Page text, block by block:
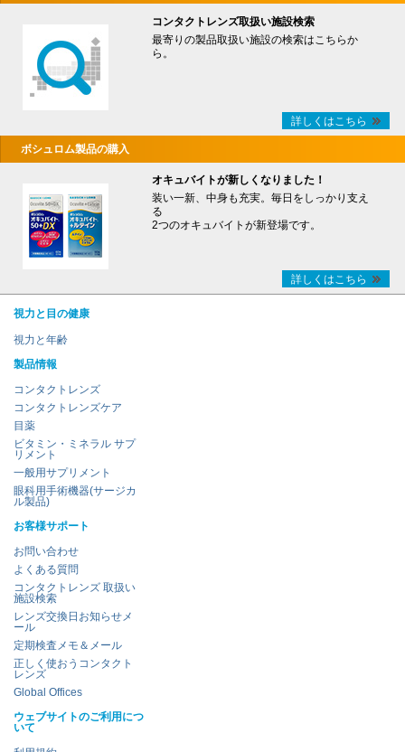
コンタクトレンズ取扱い施設検索
最寄りの製品取扱い施設の検索はこちらか
ら。
詳しくはこちら
ボシュロム製品の購入
オキュバイトが新しくなりました！
装い一新、中身も充実。毎日をしっかり支え
る
2つのオキュバイトが新登場です。
詳しくはこちら
視力と目の健康
視力と年齢
製品情報
コンタクトレンズ
コンタクトレンズケア
目薬
ビタミン・ミネラル サプ
リメント
一般用サプリメント
眼科用手術機器(サージカ
ル製品)
お客様サポート
お問い合わせ
よくある質問
コンタクトレンズ 取扱い
施設検索
レンズ交換日お知らせメ
ール
定期検査メモ＆メール
正しく使おうコンタクト
レンズ
Global Offices
ウェブサイトのご利用につ
いて